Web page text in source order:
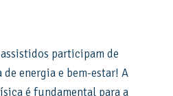
participam de
energia e bem-estar! A
é fundamental para a